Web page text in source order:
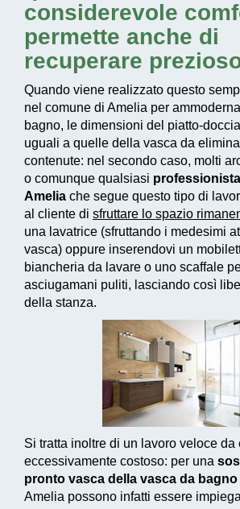
considerevole
permette anche di
recuperare
Quando viene realizzato questo
nel comune di Amelia per
bagno, le dimensioni del piatto-
uguali a quelle della vasca da
contenute: nel secondo caso, molti
o comunque qualsiasi
Amelia che segue questo tipo di
al cliente di sfruttare lo spazio
una lavatrice (sfruttando i medesimi
vasca) oppure inserendovi un
biancheria da lavare o uno scaffale
asciugamani puliti, lasciando così
della stanza.
Si tratta inoltre di un lavoro veloce
eccessivamente costoso: per una
pronto vasca della vasca da bagno
Amelia possono infatti essere